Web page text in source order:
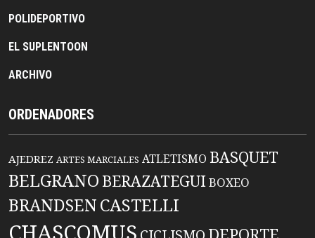
POLIDEPORTIVO
EL SUPLENTOON
ARCHIVO
ORDENADORES
AJEDREZ ARTES MARCIALES ATLETISMO BASQUET
BELGRANO BERAZATEGUIBOXEO
BRANDSENCASTELLI